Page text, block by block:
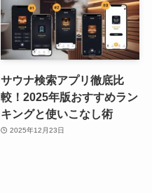
サウナ検索アプリ徹底比
較！2025年版おすすめラン
キングと使いこなし術
2025年12月23日